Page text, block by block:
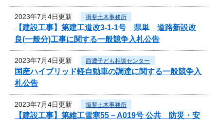
2023年7月4日更新 揖斐土木事務所
【建設工事】第建工道改3-1-1号 県単 道路新設改
良(一般分)工事に関する一般競争入札公告
2023年7月4日更新 西濃子ども相談センター
国産ハイブリッド軽自動車の調達に関する一般競争入
札公告
2023年7月4日更新 揖斐土木事務所
【建設工事】第維工雪寒55－A019号 公共 防災・安